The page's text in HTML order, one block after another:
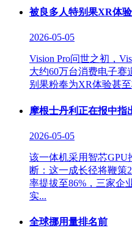
被良多人特别果XR体
2026-05-05
Vision Pro问世之初，
大约60万台消费电子
别果粉奉为XR体验甚
摩根士丹利正在报中指
2026-05-05
该一体机采用智芯GPU
断：这一成长径将鞭策
率提拔至86%，三家企
实...
全球挪用量排名前